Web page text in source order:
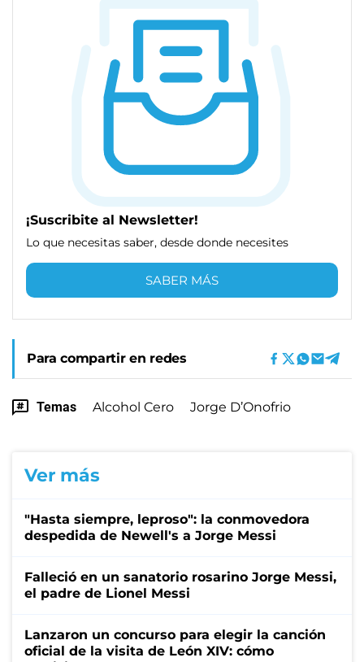
¡Suscribite al Newsletter!
Lo que necesitas saber, desde donde necesites
SABER MÁS
Para compartir en redes
Temas Alcohol Cero Jorge D’Onofrio
Ver más
"Hasta siempre, leproso": la conmovedora
despedida de Newell's a Jorge Messi
Falleció en un sanatorio rosarino Jorge Messi,
el padre de Lionel Messi
Lanzaron un concurso para elegir la canción
oficial de la visita de León XIV: cómo